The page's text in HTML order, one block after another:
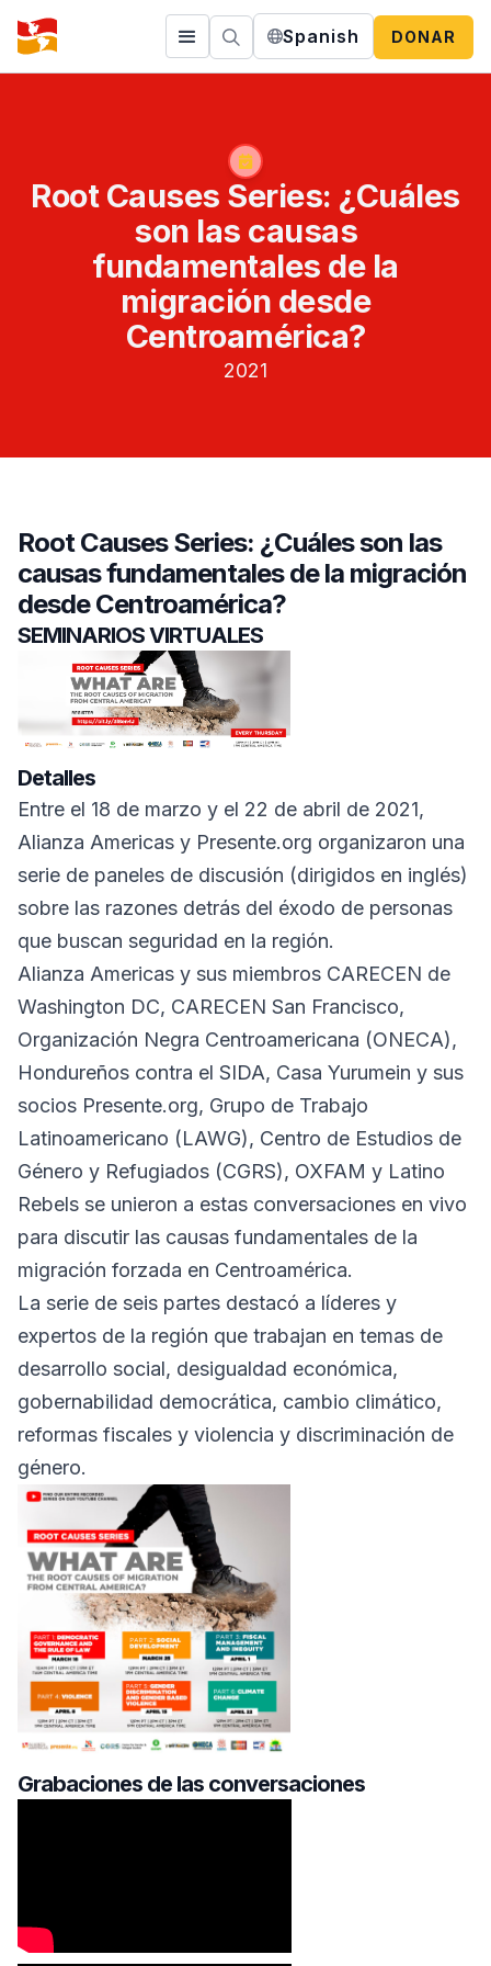
Spanish DONAR
Root Causes Series: ¿Cuáles
son las causas
fundamentales de la
migración desde
Centroamérica?
2021
Root Causes Series: ¿Cuáles son las
causas fundamentales de la migración
desde Centroamérica?
SEMINARIOS VIRTUALES
Detalles
Entre el 18 de marzo y el 22 de abril de 2021,
Alianza Americas y Presente.org organizaron una
serie de paneles de discusión (dirigidos en inglés)
sobre las razones detrás del éxodo de personas
que buscan seguridad en la región.
Alianza Americas y sus miembros CARECEN de
Washington DC, CARECEN San Francisco,
Organización Negra Centroamericana (ONECA),
Hondureños contra el SIDA, Casa Yurumein y sus
socios Presente.org, Grupo de Trabajo
Latinoamericano (LAWG), Centro de Estudios de
Género y Refugiados (CGRS), OXFAM y Latino
Rebels se unieron a estas conversaciones en vivo
para discutir las causas fundamentales de la
migración forzada en Centroamérica.
La serie de seis partes destacó a líderes y
expertos de la región que trabajan en temas de
desarrollo social, desigualdad económica,
gobernabilidad democrática, cambio climático,
reformas fiscales y violencia y discriminación de
género.
Grabaciones de las conversaciones